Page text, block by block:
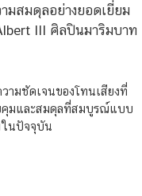
มสมดุลอย่างยอดเยี่ยม
III ศิลปินมาริมบาท
ามชัดเจนของโทนเสียงที่
คุมและสมดุลที่สมบูรณ์แบบ
ในปัจจุบัน